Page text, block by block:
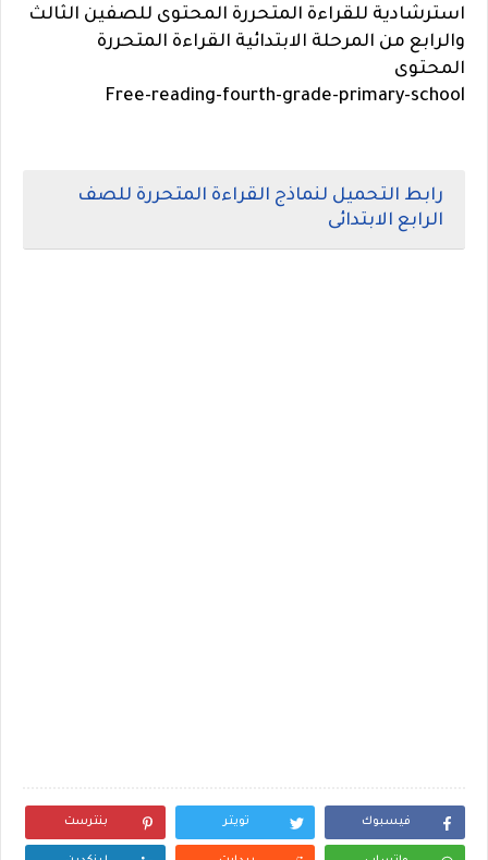
استرشادية للقراءة المتحررة المحتوى للصفين الثالث
والرابع من المرحلة الابتدائية القراءة المتحررة
المحتوى
Free-reading-fourth-grade-primary-school
رابط التحميل لنماذج القراءة المتحررة للصف
الرابع الابتدائى
فيسبوك تويتر بنترست